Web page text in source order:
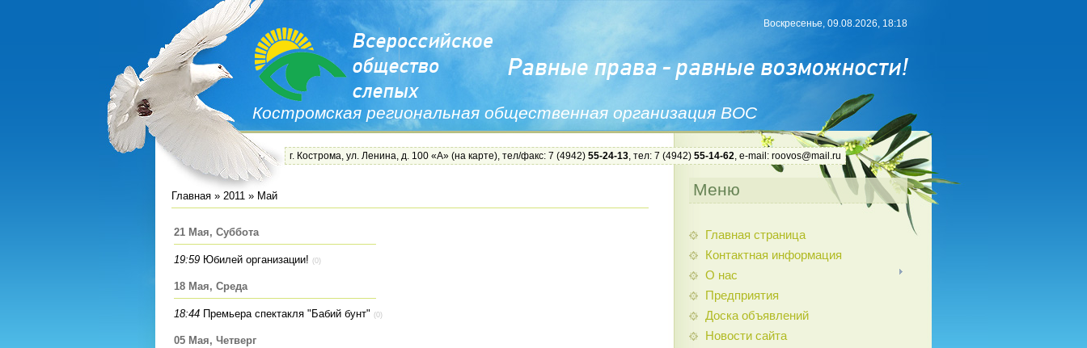
Костромская региональная общественная организация ВОС
Воскресенье, 09.08.2026, 18:18
г. Кострома, ул. Ленина, д. 100 «А» (на карте), тел/факс: 7 (4942) 55-24-13, тел: 7 (4942) 55-14-62, e-mail: roovos@mail.ru
Главная » 2011 » Май
21 Мая, Суббота
19:59 Юбилей организации! (0)
18 Мая, Среда
18:44 Премьера спектакля "Бабий бунт" (0)
05 Мая, Четверг
Меню
Главная страница
Контактная информация
О нас
Предприятия
Доска объявлений
Новости сайта